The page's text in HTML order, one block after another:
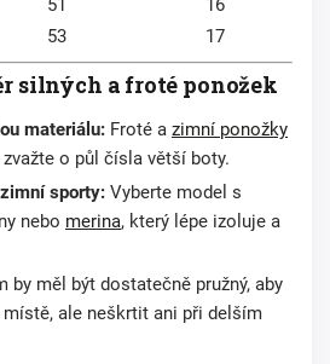
51
16
53 17
silných a froté ponožek
materiálu: Froté a zimní ponožky
o půl čísla větší boty.
sporty: Vyberte model s
nebo merina, který lépe izoluje a
by měl být dostatečně pružný, aby
místě, ale neškrtit ani při delším